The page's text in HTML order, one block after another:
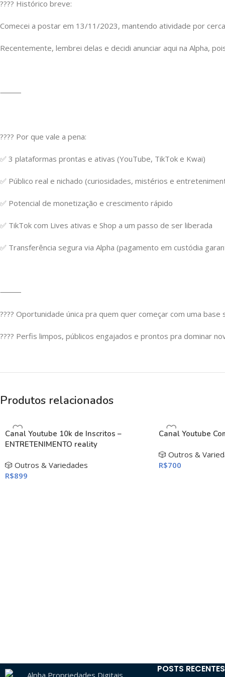
????️ Histórico breve:
Comecei a postar em 13/11/2023, mantendo atividade por
Recentemente, lembrei delas e decidi anunciar aqui na Alpha,
⸻
???? Por que vale a pena:
✅ 3 plataformas prontas e ativas (YouTube, TikTok e Kwai)
✅ Público real e nichado (curiosidades, mistérios e
✅ Potencial de monetização e crescimento rápido
✅ TikTok com Lives ativas e Shop a um passo de ser liberada
✅ Transferência segura via Alpha (pagamento em custódia
⸻
???? Oportunidade única pra quem quer começar com uma
???? Perfis limpos, públicos engajados e prontos pra dominar
Produtos relacionados
Canal Youtube 10k de Inscritos –
ENTRETENIMENTO reality
🎲 Outros & Variedades
R$899
Canal Youtube
🎲 Outros &
R$700
POSTS RECENTES